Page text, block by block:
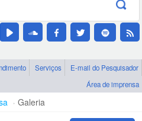
Serviços
E-mail do Pesquisador
Área de imprensa
Galeria